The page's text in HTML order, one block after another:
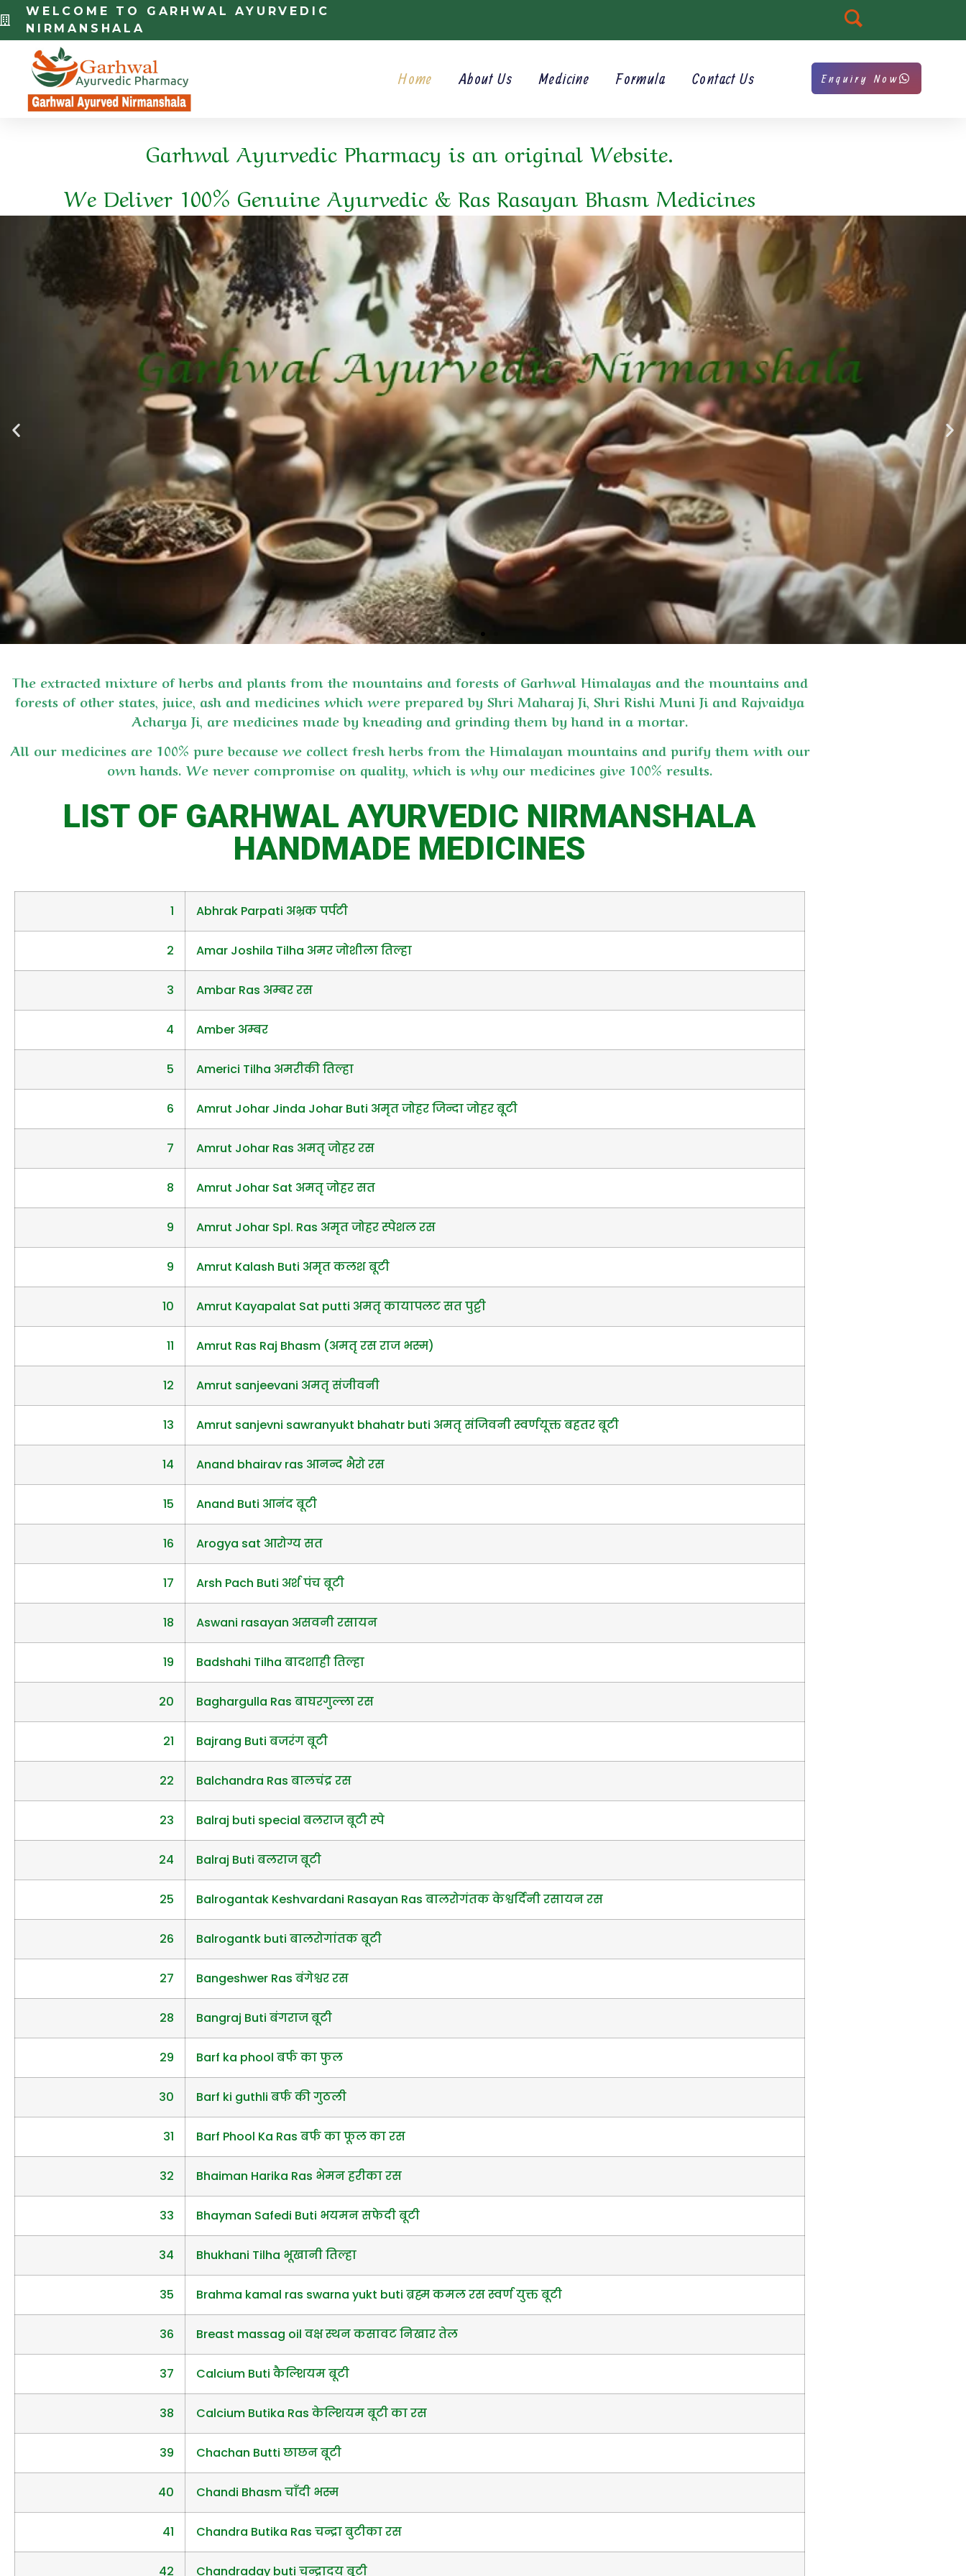
WELCOME TO GARHWAL AYURVEDIC
NIRMANSHALA
Home About Us Medicine Formula Contact Us Enquiry Now
Garhwal Ayurvedic Pharmacy is an original Website.
We Deliver 100% Genuine Ayurvedic & Ras Rasayan Bhasm Medicines
The extracted mixture of herbs and plants from the mountains and forests of Garhwal Himalayas and the mountains and
forests of other states, juice, ash and medicines which were prepared by Shri Maharaj Ji, Shri Rishi Muni Ji and Rajvaidya
Acharya Ji, are medicines made by kneading and grinding them by hand in a mortar.
All our medicines are 100% pure because we collect fresh herbs from the Himalayan mountains and purify them with our
own hands. We never compromise on quality, which is why our medicines give 100% results.
LIST OF GARHWAL AYURVEDIC NIRMANSHALA
HANDMADE MEDICINES
1 Abhrak Parpati अभ्रक पर्पटी
2 Amar Joshila Tilha अमर जोशीला तिल्हा
3 Ambar Ras अम्बर रस
4 Amber अम्बर
5 Americi Tilha अमरीकी तिल्हा
6 Amrut Johar Jinda Johar Buti अमृत जोहर जिन्दा जोहर बूटी
7 Amrut Johar Ras अमतृ जोहर रस
8 Amrut Johar Sat अमतृ जोहर सत
9 Amrut Johar Spl. Ras अमृत जोहर स्पेशल रस
9 Amrut Kalash Buti अमृत कलश बूटी
10 Amrut Kayapalat Sat putti अमतृ कायापलट सत पुट्टी
11 Amrut Ras Raj Bhasm (अमतृ रस राज भस्म)
12 Amrut sanjeevani अमतृ संजीवनी
13 Amrut sanjevni sawranyukt bhahatr buti अमतृ संजिवनी स्वर्णयूक्त बहतर बूटी
14 Anand bhairav ras आनन्द भैरो रस
15 Anand Buti आनंद बूटी
16 Arogya sat आरोग्य सत
17 Arsh Pach Buti अर्श पंच बूटी
18 Aswani rasayan असवनी रसायन
19 Badshahi Tilha बादशाही तिल्हा
20 Baghargulla Ras बाघरगुल्ला रस
21 Bajrang Buti बजरंग बूटी
22 Balchandra Ras बालचंद्र रस
23 Balraj buti special बलराज बूटी स्पे
24 Balraj Buti बलराज बूटी
25 Balrogantak Keshvardani Rasayan Ras बालरोगंतक केश्वर्दिनी रसायन रस
26 Balrogantk buti बालरोगांतक बूटी
27 Bangeshwer Ras बंगेश्वर रस
28 Bangraj Buti बंगराज बूटी
29 Barf ka phool बर्फ का फुल
30 Barf ki guthli बर्फ की गुठली
31 Barf Phool Ka Ras बर्फ का फूल का रस
32 Bhaiman Harika Ras भेमन हरीका रस
33 Bhayman Safedi Buti भयमन सफेदी बूटी
34 Bhukhani Tilha भूखानी तिल्हा
35 Brahma kamal ras swarna yukt buti ब्रह्म कमल रस स्वर्ण युक्त बूटी
36 Breast massag oil वक्ष स्थन कसावट निखार तेल
37 Calcium Buti कैल्शियम बूटी
38 Calcium Butika Ras केल्शियम बूटी का रस
39 Chachan Butti छाछन बूटी
40 Chandi Bhasm चाँदी भस्म
41 Chandra Butika Ras चन्द्रा बुटीका रस
42 Chandraday buti चन्द्रादय बूटी